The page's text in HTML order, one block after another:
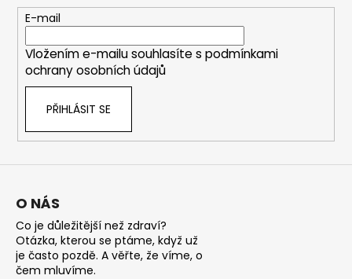
E-mail
Vložením e-mailu souhlasíte s podmínkami
ochrany osobních údajů
PŘIHLÁSIT SE
O NÁS
Co je důležitější než zdraví?
Otázka, kterou se ptáme, když už
je často pozdě. A věřte, že víme, o
čem mluvíme.